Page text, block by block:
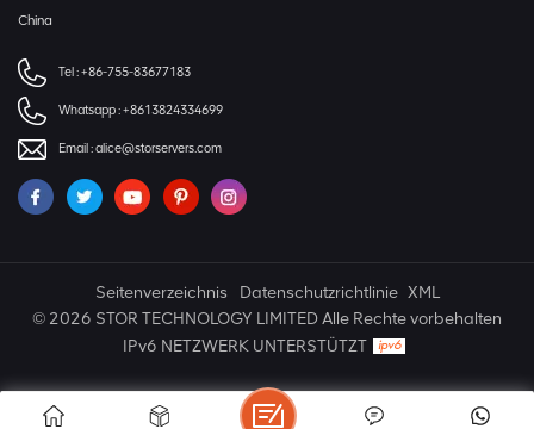
China
Tel :+86-755-83677183
Whatsapp :+8613824334699
Email :alice@storservers.com
Seitenverzeichnis Datenschutzrichtlinie XML
© 2026 STOR TECHNOLOGY LIMITED Alle Rechte vorbehalten
IPv6 NETZWERK UNTERSTÜTZT